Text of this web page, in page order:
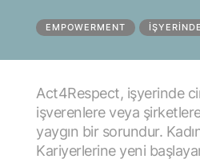
EMPOWERMENT
Act4Respect, işyerinde
işverenlere veya
yaygın bir sorundur.
Kariyerlerine yeni